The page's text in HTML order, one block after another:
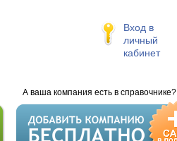
Вход в
личный
кабинет
А ваша компания есть в справочнике?